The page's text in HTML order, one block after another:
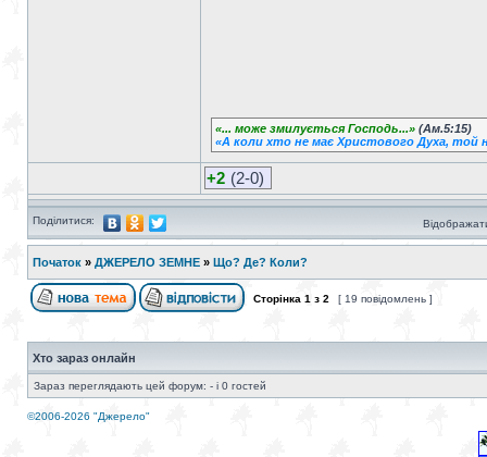
«... може змилується Господь...» (Ам.5:15)
«А коли хто не має Христового Духа, той
+2 (2-0)
Поділитися:
Початок » ДЖЕРЕЛО ЗЕМНЕ » Що? Де? Коли?
Сторінка 1 з 2 [ 19 повідомлень ]
Хто зараз онлайн
Зараз переглядають цей форум: - і 0 гостей
©2006-2026 "Джерело"